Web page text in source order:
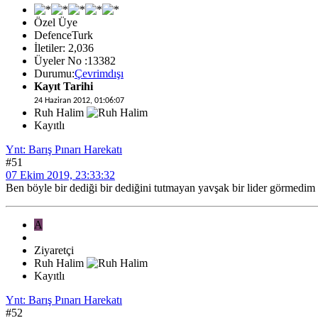
Özel Üye
DefenceTurk
İletiler: 2,036
Üyeler No :13382
Durumu:Çevrimdışı
Kayıt Tarihi
24 Haziran 2012, 01:06:07
Ruh Halim
Kayıtlı
Ynt: Barış Pınarı Harekatı
#51
07 Ekim 2019, 23:33:32
Ben böyle bir dediği bir dediğini tutmayan yavşak bir lider
A
Ziyaretçi
Ruh Halim
Kayıtlı
Ynt: Barış Pınarı Harekatı
#52